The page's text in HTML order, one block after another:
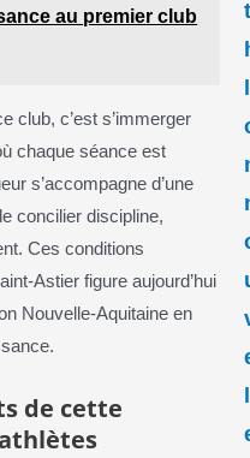
au premier club
club, c’est s’immerger
chaque séance est
s’accompagne d’une
concilier discipline,
Ces conditions
Astier figure aujourd’hui
Nouvelle-Aquitaine en
de cette
l